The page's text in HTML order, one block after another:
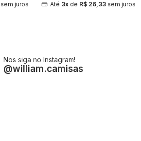
sem juros
Até 3x de R$ 26,33 sem juros
Nos siga no Instagram!
@william.camisas